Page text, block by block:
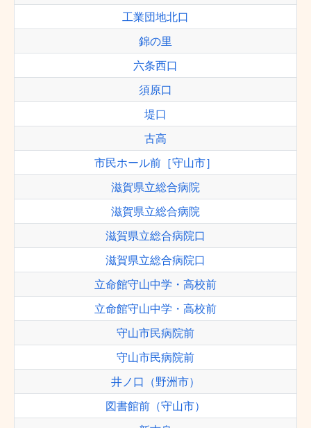
工業団地北口
錦の里
六条西口
須原口
堤口
古高
市民ホール前［守山市］
滋賀県立総合病院
滋賀県立総合病院
滋賀県立総合病院口
滋賀県立総合病院口
立命館守山中学・高校前
立命館守山中学・高校前
守山市民病院前
守山市民病院前
井ノ口（野洲市）
図書館前（守山市）